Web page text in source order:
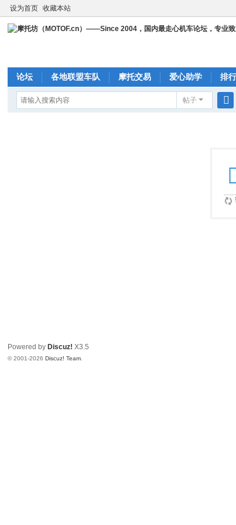
设为首页 收藏本站
论坛 各地联盟车队 摩托交易 爱心助学 排
帖子
Powered by Discuz! X3.5
© 2001-2026Discuz! Team